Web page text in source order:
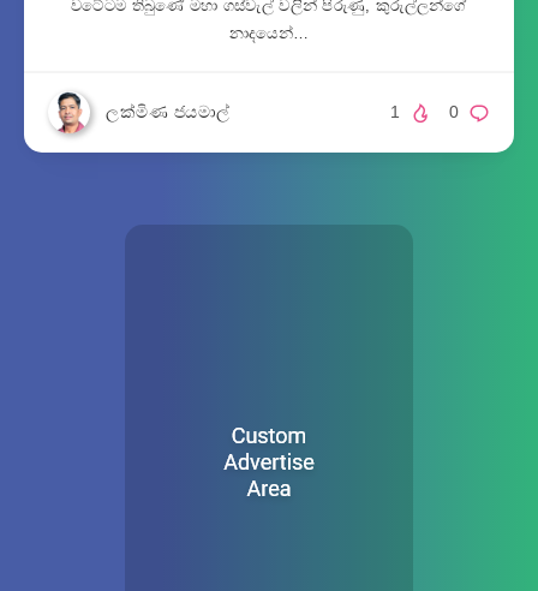
වටේටම තිබුණේ මහා ගස්වැල් වලින් පිරුණු, කුරුල්ලන්ගේ
නාදයෙන්…
ලක්මිණ ජයමාල් 0
1